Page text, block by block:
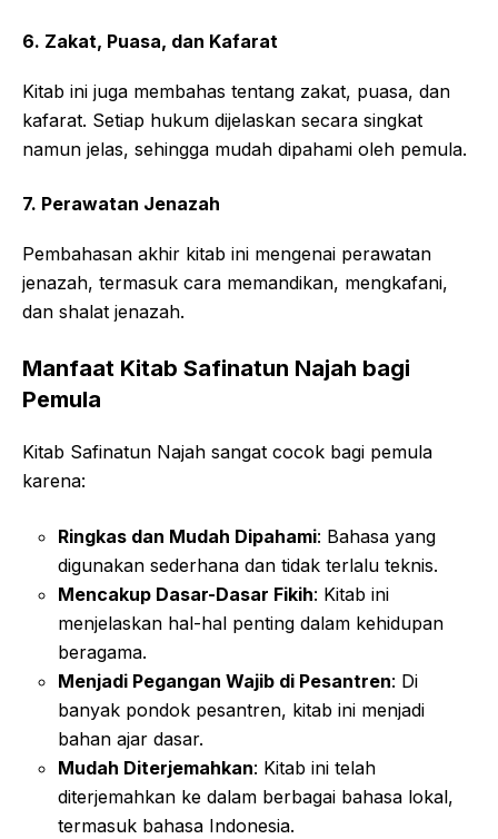
6. Zakat, Puasa, dan Kafarat
Kitab ini juga membahas tentang zakat, puasa, dan
kafarat. Setiap hukum dijelaskan secara singkat
namun jelas, sehingga mudah dipahami oleh pemula.
7. Perawatan Jenazah
Pembahasan akhir kitab ini mengenai perawatan
jenazah, termasuk cara memandikan, mengkafani,
dan shalat jenazah.
Manfaat Kitab Safinatun Najah bagi
Pemula
Kitab Safinatun Najah sangat cocok bagi pemula
karena:
Ringkas dan Mudah Dipahami: Bahasa yang
digunakan sederhana dan tidak terlalu teknis.
Mencakup Dasar-Dasar Fikih: Kitab ini
menjelaskan hal-hal penting dalam kehidupan
beragama.
Menjadi Pegangan Wajib di Pesantren: Di
banyak pondok pesantren, kitab ini menjadi
bahan ajar dasar.
Mudah Diterjemahkan: Kitab ini telah
diterjemahkan ke dalam berbagai bahasa lokal,
termasuk bahasa Indonesia.